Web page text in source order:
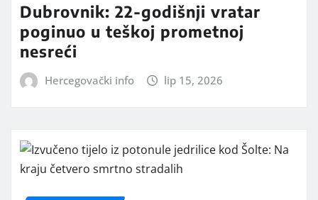
Dubrovnik: 22-godišnji vratar
poginuo u teškoj prometnoj
nesreći
Hercegovački info lip 15, 2026